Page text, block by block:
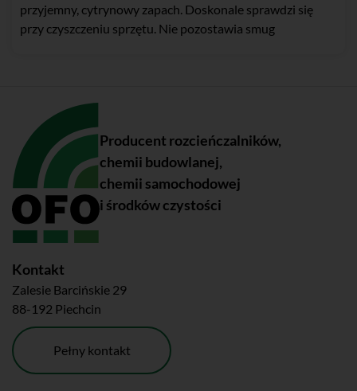
przyjemny, cytrynowy zapach. Doskonale sprawdzi się
przy czyszczeniu sprzętu. Nie pozostawia smug
Producent rozcieńczalników,
chemii budowlanej,
chemii samochodowej
i środków czystości
Kontakt
Zalesie Barcińskie 29
88-192 Piechcin
Pełny kontakt